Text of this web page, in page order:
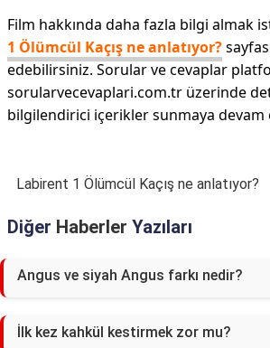
Film hakkında daha fazla bilgi almak
1 Ölümcül Kaçış ne anlatıyor?
edebilirsiniz. Sorular ve cevaplar
sorularvecevaplari.com.tr üzerinde
bilgilendirici içerikler sunmaya devam
Labirent 1 Ölümcül Kaçış ne anlatıyor?
Diğer Haberler Yazıları
Angus ve siyah Angus farkı nedir?
İlk kez kahkül kestirmek zor mu?